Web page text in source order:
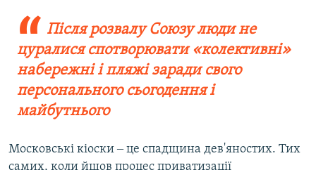
Після розвалу Союзу люди не
цуралися спотворювати «колективні»
набережні і пляжі заради свого
персонального сьогодення і
майбутнього
Московські кіоски ‒ це спадщина дев'яностих. Тих
самих, коли йшов процес приватизації